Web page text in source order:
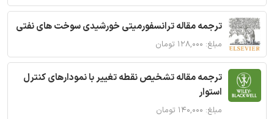
ترجمه مقاله ترانسفورمیتی خورشیدی سوخت های نفتی
مبلغ: ۱۲۸,۰۰۰ تومان
ترجمه مقاله تشخیص نقطه تغییر با نمودارهای کنترل
استوار
مبلغ: ۱۴۰,۰۰۰ تومان